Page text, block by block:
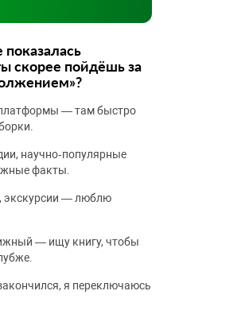
скорее пойдёшь за
— там быстро
научно‑популярные
факты.
экскурсии — люблю
— ищу книгу, чтобы
я переключаюсь